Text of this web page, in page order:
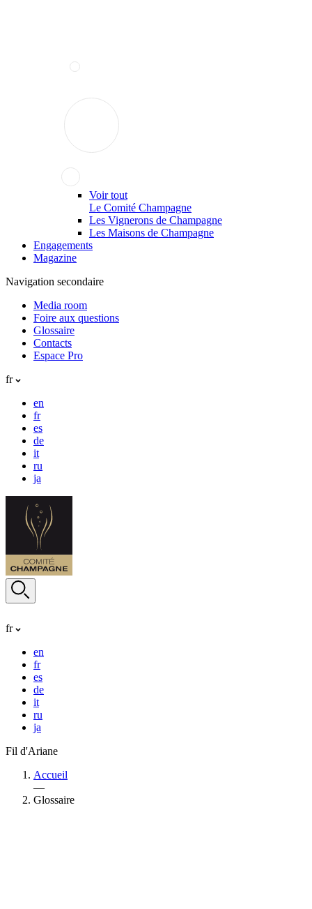
Voir tout
Le Comité Champagne
Les Vignerons de Champagne
Les Maisons de Champagne
Engagements
Magazine
Navigation secondaire
Media room
Foire aux questions
Glossaire
Contacts
Espace Pro
fr
en
fr
es
de
it
ru
ja
fr
en
fr
es
de
it
ru
ja
Fil d'Ariane
Accueil
—
Glossaire